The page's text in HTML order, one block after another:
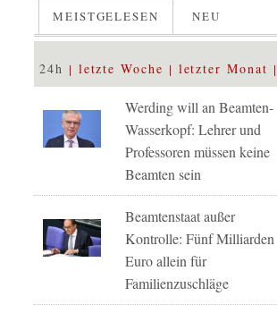
MEISTGELESEN NEU
24h letzte Woche letzter Monat
Werding will an Beamten-
Wasserkopf: Lehrer und
Professoren müssen keine
Beamten sein
Beamtenstaat außer
Kontrolle: Fünf Milliarden
Euro allein für
Familienzuschläge